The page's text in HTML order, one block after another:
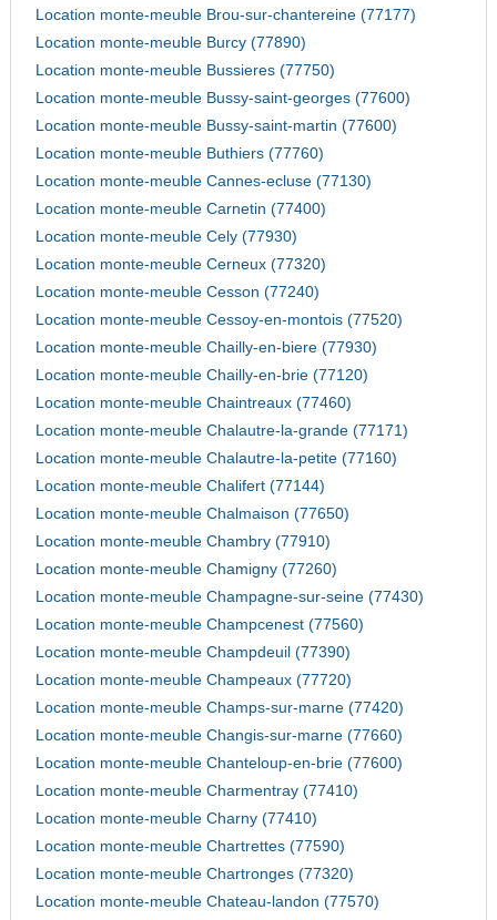
Location monte-meuble Brou-sur-chantereine (77177)
Location monte-meuble Burcy (77890)
Location monte-meuble Bussieres (77750)
Location monte-meuble Bussy-saint-georges (77600)
Location monte-meuble Bussy-saint-martin (77600)
Location monte-meuble Buthiers (77760)
Location monte-meuble Cannes-ecluse (77130)
Location monte-meuble Carnetin (77400)
Location monte-meuble Cely (77930)
Location monte-meuble Cerneux (77320)
Location monte-meuble Cesson (77240)
Location monte-meuble Cessoy-en-montois (77520)
Location monte-meuble Chailly-en-biere (77930)
Location monte-meuble Chailly-en-brie (77120)
Location monte-meuble Chaintreaux (77460)
Location monte-meuble Chalautre-la-grande (77171)
Location monte-meuble Chalautre-la-petite (77160)
Location monte-meuble Chalifert (77144)
Location monte-meuble Chalmaison (77650)
Location monte-meuble Chambry (77910)
Location monte-meuble Chamigny (77260)
Location monte-meuble Champagne-sur-seine (77430)
Location monte-meuble Champcenest (77560)
Location monte-meuble Champdeuil (77390)
Location monte-meuble Champeaux (77720)
Location monte-meuble Champs-sur-marne (77420)
Location monte-meuble Changis-sur-marne (77660)
Location monte-meuble Chanteloup-en-brie (77600)
Location monte-meuble Charmentray (77410)
Location monte-meuble Charny (77410)
Location monte-meuble Chartrettes (77590)
Location monte-meuble Chartronges (77320)
Location monte-meuble Chateau-landon (77570)